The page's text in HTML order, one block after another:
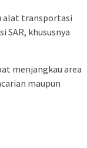
alat transportasi
SAR, khususnya
menjangkau area
maupun